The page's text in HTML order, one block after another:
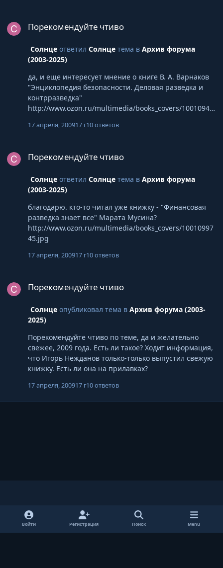
Порекомендуйте чтиво
Солнцеответил Солнцетема в Архив форума
(2003-2025)
да, и еще интересует мнение о книге В. А. Варнаков
"Энциклопедия безопасности. Деловая разведка и
контрразведка"
http://www.ozon.ru/multimedia/books_covers/10010940
читать?
17 апреля, 200917 г10 ответов
Порекомендуйте чтиво
Солнцеответил Солнцетема в Архив форума
(2003-2025)
благодарю. кто-то читал уже книжку - "Финансовая
разведка знает все" Марата Мусина?
http://www.ozon.ru/multimedia/books_covers/10010997
45.jpg
17 апреля, 200917 г10 ответов
Порекомендуйте чтиво
Солнцеопубликовал тема в Архив форума (2003-
2025)
Порекомендуйте чтиво по теме, да и желательно
свежее, 2009 года. Есть ли такое? Ходит информация,
что Игорь Нежданов только-только выпустил свежую
книжку. Есть ли она на прилавках?
17 апреля, 200917 г10 ответов
Light ModeDark ModeSystem Preference
u
t
u
m
Войти Регистрация Поиск Menu